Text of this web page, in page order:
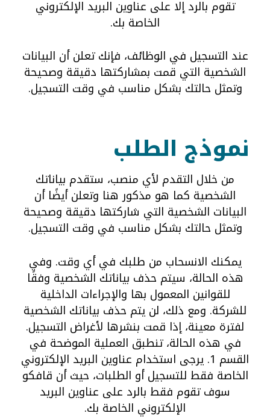
تقوم بالرد إلا على عناوين البريد الإلكتروني
الخاصة بك.
عند التسجيل في الوظائف، فإنك تعلن أن البيانات
الشخصية التي قمت بمشاركتها دقيقة وصحيحة
وتمثل حالتك بشكل مناسب في وقت التسجيل.
نموذج الطلب
من خلال التقدم لأي منصب، ستقدم بياناتك
الشخصية كما هو مذكور هنا وتعلن أيضًا أن
البيانات الشخصية التي شاركتها دقيقة وصحيحة
وتمثل حالتك بشكل مناسب في وقت التسجيل.
يمكنك الانسحاب من طلبك في أي وقت. وفي
هذه الحالة، سيتم حذف بياناتك الشخصية وفقًا
للقوانين المعمول بها والإجراءات الداخلية
للشركة. ومع ذلك، لن يتم حذف بياناتك الشخصية
لفترة معينة، إذا قمت بنشرها لأغراض التسجيل.
في هذه الحالة، تنطبق العملية الموضحة في
القسم 1. يرجى استخدام عناوين البريد الإلكتروني
الخاصة فقط للتسجيل أو الطلبات، حيث أن قافكو
سوف تقوم فقط بالرد على عناوين البريد
الإلكتروني الخاصة بك.